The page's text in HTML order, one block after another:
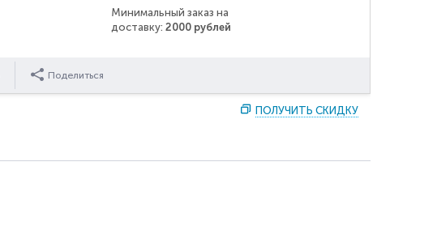
Минимальный заказ на
доставку:2000 рублей
Поделиться
ПОЛУЧИТЬ СКИДКУ